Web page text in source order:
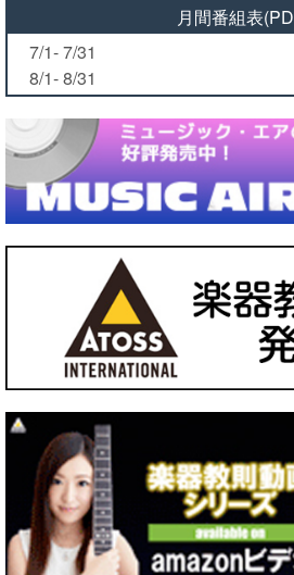
月間番組表
7/1- 7/31
8/1- 8/31